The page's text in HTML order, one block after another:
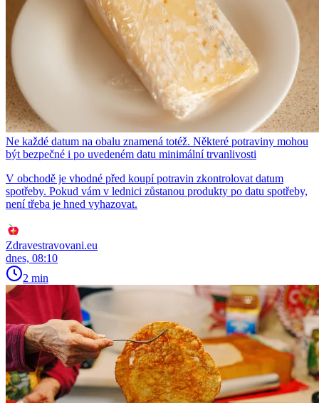
Ne každé datum na obalu znamená totéž. Některé potraviny mohou
být bezpečné i po uvedeném datu minimální trvanlivosti
V obchodě je vhodné před koupí potravin zkontrolovat datum
spotřeby. Pokud vám v lednici zůstanou produkty po datu spotřeby,
není třeba je hned vyhazovat.
Zdravestravovani.eu
dnes, 08:10
2 min